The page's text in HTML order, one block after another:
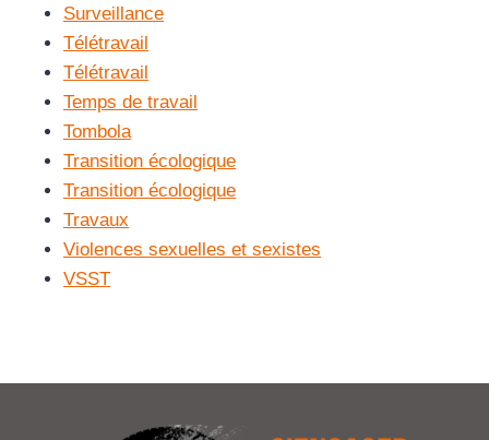
Surveillance
Télétravail
Télétravail
Temps de travail
Tombola
Transition écologique
Transition écologique
Travaux
Violences sexuelles et sexistes
VSST